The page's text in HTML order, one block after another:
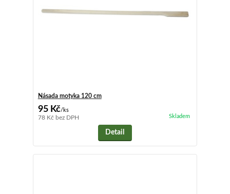
Násada motyka 120 cm
95 Kč/ks
78 Kč bez DPH Skladem
Detail